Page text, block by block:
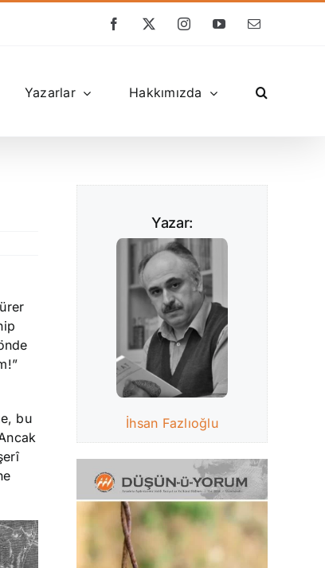
Facebook
X InstagramYouTube
E-
Yazarlar Hakkımızda
bu
Yazar:
İhsan Fazlıoğlu